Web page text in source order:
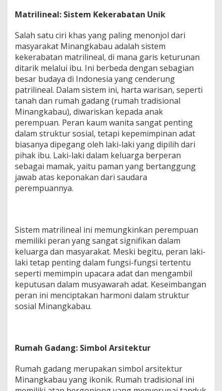
Matrilineal: Sistem Kekerabatan Unik
Salah satu ciri khas yang paling menonjol dari
masyarakat Minangkabau adalah sistem
kekerabatan matrilineal, di mana garis keturunan
ditarik melalui ibu. Ini berbeda dengan sebagian
besar budaya di Indonesia yang cenderung
patrilineal. Dalam sistem ini, harta warisan, seperti
tanah dan rumah gadang (rumah tradisional
Minangkabau), diwariskan kepada anak
perempuan. Peran kaum wanita sangat penting
dalam struktur sosial, tetapi kepemimpinan adat
biasanya dipegang oleh laki-laki yang dipilih dari
pihak ibu. Laki-laki dalam keluarga berperan
sebagai mamak, yaitu paman yang bertanggung
jawab atas keponakan dari saudara
perempuannya.
Sistem matrilineal ini memungkinkan perempuan
memiliki peran yang sangat signifikan dalam
keluarga dan masyarakat. Meski begitu, peran laki-
laki tetap penting dalam fungsi-fungsi tertentu
seperti memimpin upacara adat dan mengambil
keputusan dalam musyawarah adat. Keseimbangan
peran ini menciptakan harmoni dalam struktur
sosial Minangkabau.
Rumah Gadang: Simbol Arsitektur
Rumah gadang merupakan simbol arsitektur
Minangkabau yang ikonik. Rumah tradisional ini